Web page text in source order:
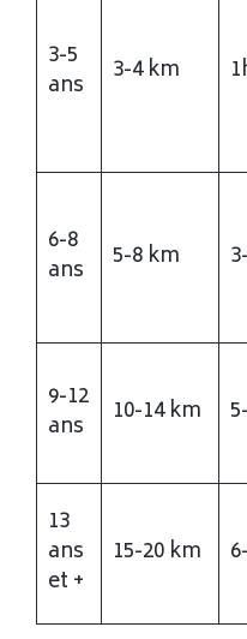
3-5
ans
3-4 km
6-8
ans
5-8 km
9-12
ans
10-14 km
13
ans
et +
15-20 km